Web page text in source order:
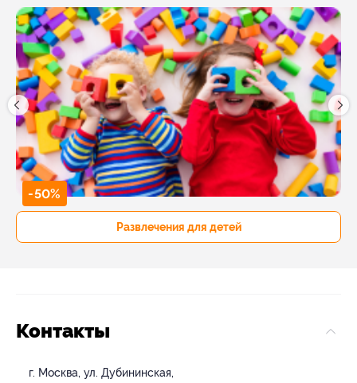
-50%
Развлечения для детей
Контакты
г. Москва, ул. Дубининская,